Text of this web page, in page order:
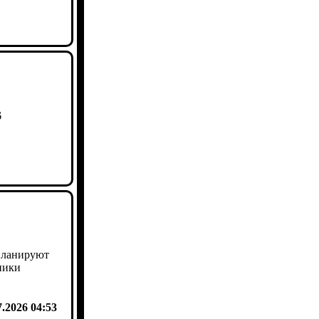
04:53